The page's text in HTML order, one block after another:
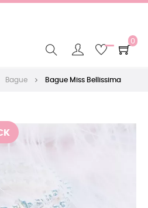
0
Bague Bague Miss Bellissima